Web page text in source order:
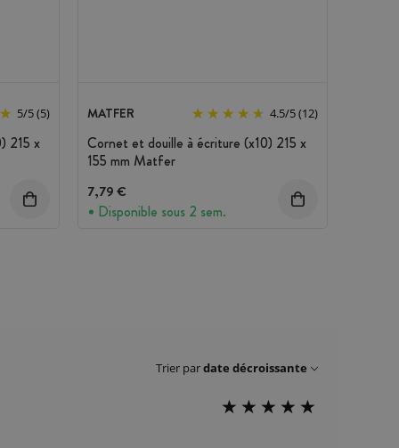
5/5(5)
215 x
MATFER 4.5/5(12)
Cornet et douille à écriture (x10) 215 x
155 mm Matfer
7,79 €
Disponible sous 2 sem.
Trier pardate décroissante